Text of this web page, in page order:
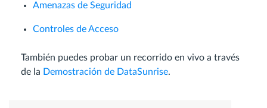
Amenazas de Seguridad
Controles de Acceso
También puedes probar un recorrido en vivo a través
de la Demostración de DataSunrise.